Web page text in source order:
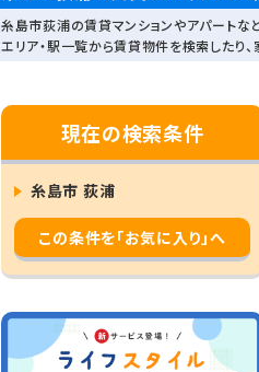
糸島市荻浦の賃貸マンションやアパートな
エリア・駅一覧から賃貸物件を検索したり
現在の検索条件
糸島市 荻浦
この条件を「お気に入り」へ